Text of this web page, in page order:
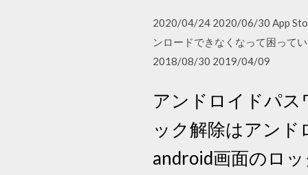
2020/04/24 2020/06/30 App
ンロードできなくなって困って
2018/08/30 2019/04/09
アンドロイドパス
ック解除はアン
android画面のロ